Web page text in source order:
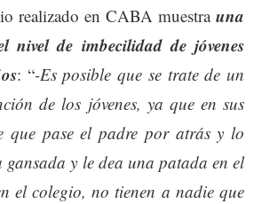
realizado en CABA muestra una
nivel de imbecilidad de jóvenes
: “-Es posible que se trate de un
de los jóvenes, ya que en sus
que pase el padre por atrás y lo
gansada y le dea una patada en el
el colegio, no tienen a nadie que